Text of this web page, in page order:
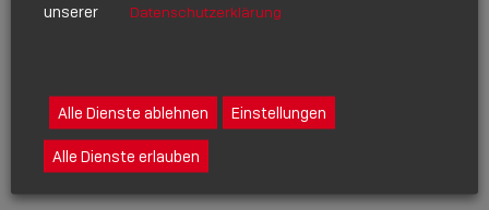
Bedienung per Schalt-
Tableau
unserer
Datenschutzerklärung
Alle Dienste ablehnen Einstellungen
Alle Dienste erlauben